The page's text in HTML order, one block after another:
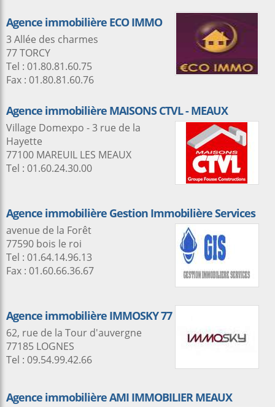
Agence immobilière ECO IMMO
3 Allée des charmes
77 TORCY
Tel : 01.80.81.60.75
Fax : 01.80.81.60.76
Agence immobilière MAISONS CTVL - MEAUX
Village Domexpo - 3 rue de la
Hayette
77100 MAREUIL LES MEAUX
Tel : 01.60.24.30.00
Agence immobilière Gestion Immobilière Services
avenue de la Forêt
77590 bois le roi
Tel : 01.64.14.96.13
Fax : 01.60.66.36.67
Agence immobilière IMMOSKY 77
62, rue de la Tour d'auvergne
77185 LOGNES
Tel : 09.54.99.42.66
Agence immobilière AMI IMMOBILIER MEAUX